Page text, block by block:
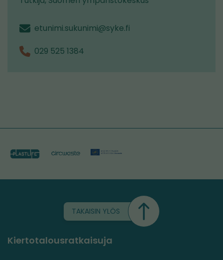
etunimi.sukunimi@syke.fi
029 525 1384
TAKAISIN YLÖS
Kiertotalousratkaisuja